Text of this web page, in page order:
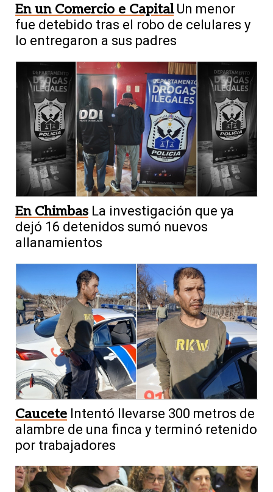
En un Comercio e Capital Un menor
fue detebido tras el robo de celulares y
lo entregaron a sus padres
En Chimbas La investigación que ya
dejó 16 detenidos sumó nuevos
allanamientos
Caucete Intentó llevarse 300 metros de
alambre de una finca y terminó retenido
por trabajadores